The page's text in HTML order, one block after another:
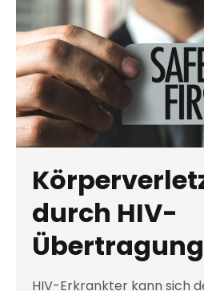
durch HIV-
Übertragung
HIV-Erkrankter kann sich